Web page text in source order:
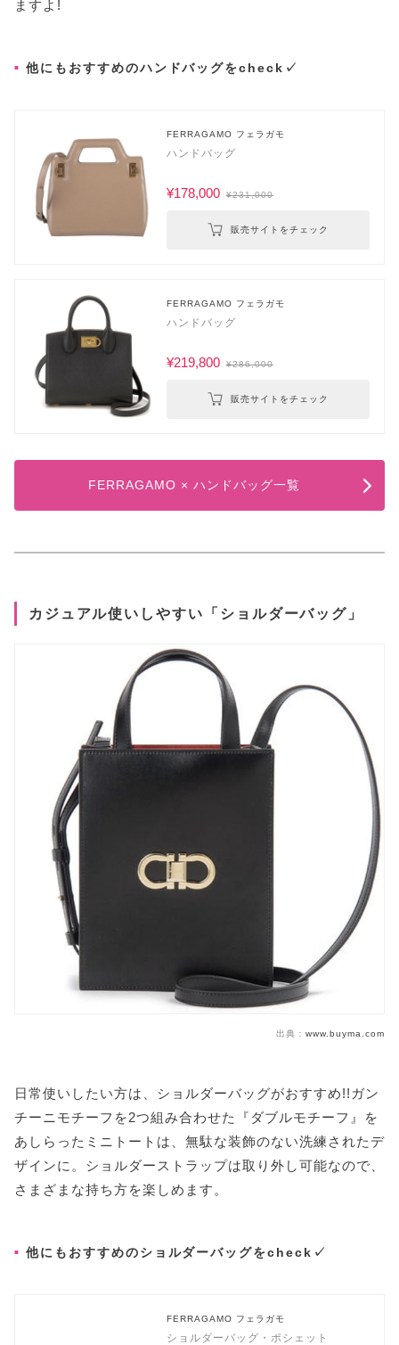
ますよ!
他にもおすすめのハンドバッグをcheck✓
FERRAGAMO フェラガモ
ハンドバッグ
¥178,000 ¥231,000
販売サイトをチェック
FERRAGAMO フェラガモ
ハンドバッグ
¥219,800 ¥286,000
販売サイトをチェック
FERRAGAMO × ハンドバッグ一覧
カジュアル使いしやすい「ショルダーバッグ」
出典： www.buyma.com
日常使いしたい方は、ショルダーバッグがおすすめ!!ガン
チーニモチーフを2つ組み合わせた『ダブルモチーフ』を
あしらったミニトートは、無駄な装飾のない洗練されたデ
ザインに。ショルダーストラップは取り外し可能なので、
さまざまな持ち方を楽しめます。
他にもおすすめのショルダーバッグをcheck✓
FERRAGAMO フェラガモ
ショルダーバッグ・ポシェット